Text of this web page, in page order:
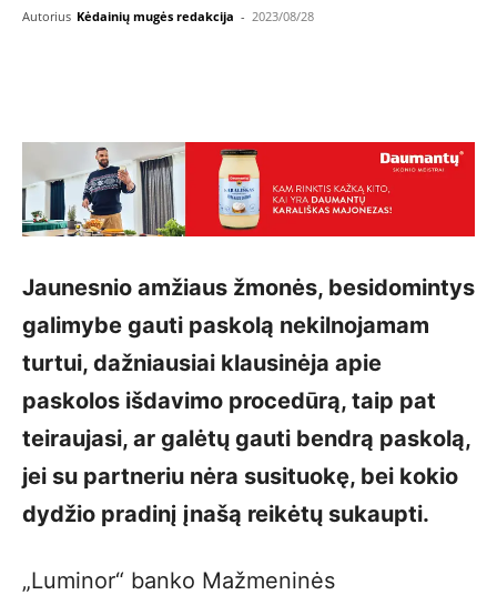
Autorius Kėdainių mugės redakcija - 2023/08/28
Jaunesnio amžiaus žmonės, besidomintys
galimybe gauti paskolą nekilnojamam
turtui, dažniausiai klausinėja apie
paskolos išdavimo procedūrą, taip pat
teiraujasi, ar galėtų gauti bendrą paskolą,
jei su partneriu nėra susituokę, bei kokio
dydžio pradinį įnašą reikėtų sukaupti.
„Luminor“ banko Mažmeninės